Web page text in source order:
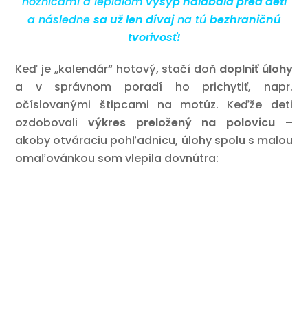
a následne sa už len dívajna tú bezhraničnú
tvorivosť!
Keď je „kalendár“ hotový, stačí doň doplniť úlohy
a v správnom poradí ho prichytiť, napr.
očíslovanými štipcami na motúz. Keďže deti
ozdobovalivýkres preložený na polovicu–
akoby otváraciu pohľadnicu, úlohy spolu s malou
omaľovánkou som vlepila dovnútra: